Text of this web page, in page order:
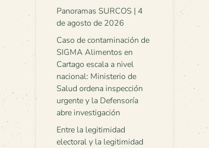
Panoramas SURCOS | 4
de agosto de 2026
Caso de contaminación de
SIGMA Alimentos en
Cartago escala a nivel
nacional: Ministerio de
Salud ordena inspección
urgente y la Defensoría
abre investigación
Entre la legitimidad
electoral y la legitimidad